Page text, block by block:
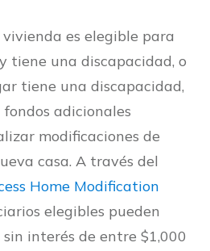
es elegible para
tiene una discapacidad, o
tiene una discapacidad,
adicionales
modificaciones de
casa. A través del
Home Modification
elegibles pueden
interés de entre $1,000